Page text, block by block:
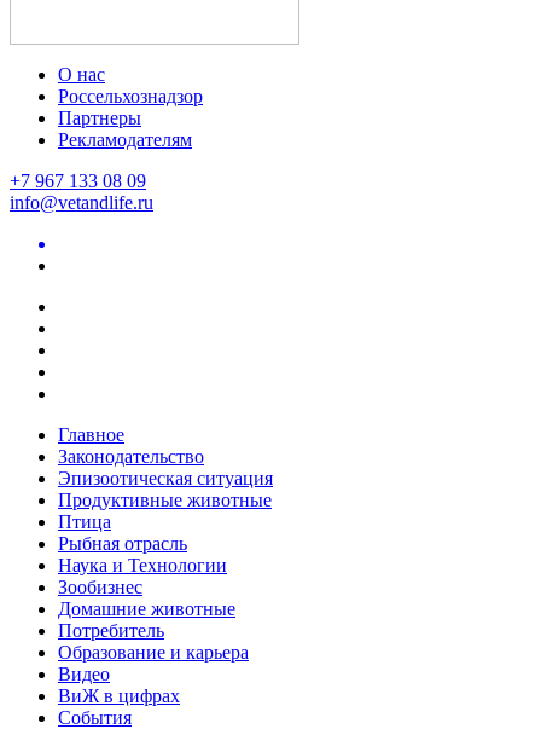
О нас
Россельхознадзор
Партнеры
Рекламодателям
+7 967 133 08 09
info@vetandlife.ru
Главное
Законодательство
Эпизоотическая ситуация
Продуктивные животные
Птица
Рыбная отрасль
Наука и Технологии
Зообизнес
Домашние животные
Потребитель
Образование и карьера
Видео
ВиЖ в цифрах
События